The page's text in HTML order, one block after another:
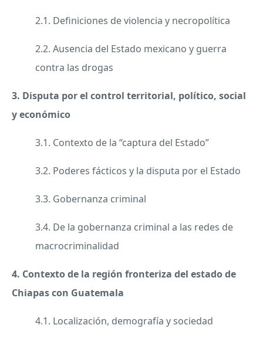
2.1. Definiciones de violencia y necropolítica
2.2. Ausencia del Estado mexicano y guerra
contra las drogas
3. Disputa por el control territorial, político, social
y económico
3.1. Contexto de la “captura del Estado”
3.2. Poderes fácticos y la disputa por el Estado
3.3. Gobernanza criminal
3.4. De la gobernanza criminal a las redes de
macrocriminalidad
4. Contexto de la región fronteriza del estado de
Chiapas con Guatemala
4.1. Localización, demografía y sociedad